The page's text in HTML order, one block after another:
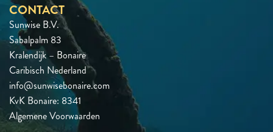
CONTACT
Sunwise B.V.
Sabalpalm 83
Kralendijk – Bonaire
Caribisch Nederland
info@sunwisebonaire.com
KvK Bonaire: 8341
Algemene Voorwaarden